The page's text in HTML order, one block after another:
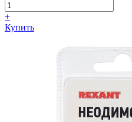
+
Купить